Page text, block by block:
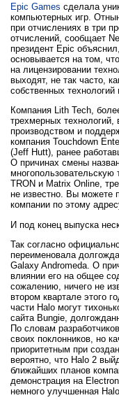
Epic Games сделала
компьютерных игр.
при отчислениях в три
отчислений, сообщает
президент Epic
основывается на том,
на лицензировании
выходят, не так часто,
собственных
Компания Lith Tech,
трехмерных технологий,
производством и
компания Touchdown
(Jeff Hutt), ранее
О причинах смены
TRON и Matrix Online,
не известно. Вы можете
компании по этому
И под конец выпуска
Так согласно
переименовала
Galaxy Andromeda. О
влиянии его на общее
сожалению, ничего не
втором квартале этого
части Halo могут
сайта Bungie,
По словам
своих поклонников, но
приоритетным при
вероятно, что Halo 2
ближайших планов
демонстрация на
немного улучшенная